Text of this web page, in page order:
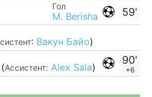
59'
Гол
M. Berisha
: Вакун Байо)
90'
+6
(Ассистент: Alex Sala)